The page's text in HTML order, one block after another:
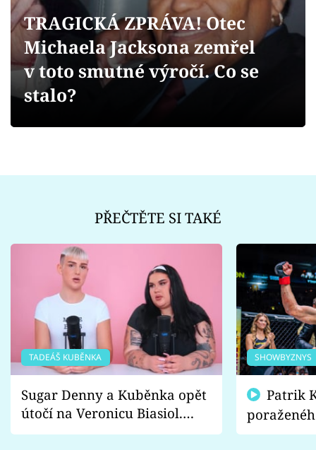
Videa
Sledujte prima+
TRAGICKÁ ZPRÁVA! Otec
Michaela Jacksona zemřel
v toto smutné výročí. Co se
stalo?
PŘEČTĚTE SI TAKÉ
TADEÁŠ KUBĚNKA
Sugar Denny a Kuběnka opět
útočí na Veronicu Biasiol.
Proč je podle nich falešná a
SHOWBYZNYS
fanoušci